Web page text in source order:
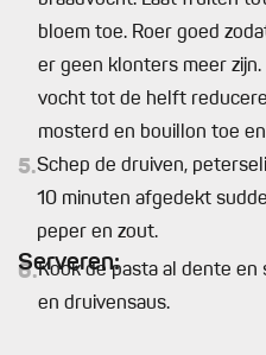
bloem toe. Roer goed
er geen klonters meer
vocht tot de helft
mosterd en bouillon toe
5.Schep de druiven,
10 minuten afgedekt
peper en zout.
Serveren:
6.Kook de pasta al dente
en druivensaus.